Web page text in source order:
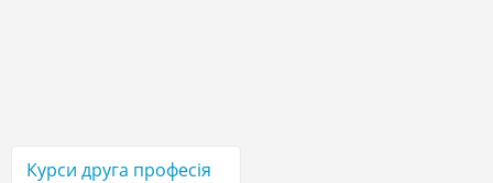
Курси друга професія